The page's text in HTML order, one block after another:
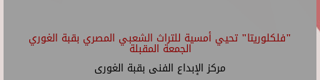
"فلكلوريتا" تحيي أمسية للتراث الشعبي المصري بقبة الغوري
الجمعة المقبلة
مركز الإبداع الفنى بقبة الغورى